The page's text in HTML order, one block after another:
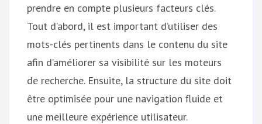
prendre en compte plusieurs facteurs clés.
Tout d’abord, il est important d’utiliser des
mots-clés pertinents dans le contenu du site
afin d’améliorer sa visibilité sur les moteurs
de recherche. Ensuite, la structure du site doit
être optimisée pour une navigation fluide et
une meilleure expérience utilisateur.